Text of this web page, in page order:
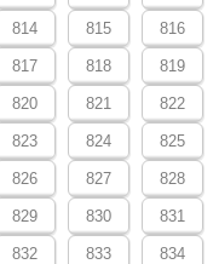
814 815 816
817 818 819
820 821 822
823 824 825
826 827 828
829 830 831
832 833 834